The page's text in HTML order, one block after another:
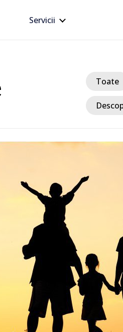
Servicii
Toate
/ Acum 12 ore
cooperării
discutate de Prim-
Tofan și Ambasadorul
Mustafa Sertel